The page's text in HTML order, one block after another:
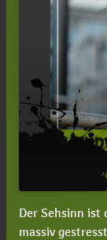
play_arrow #90
Der Sehsinn ist
massiv